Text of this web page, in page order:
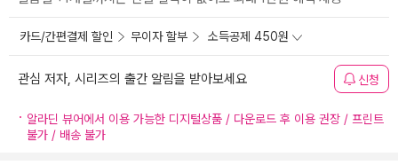
카드/간편결제 할인 무이자 할부 소득공제 450원
관심 저자, 시리즈의 출간 알림을 받아보세요 신청
알라딘 뷰어에서 이용 가능한 디지털상품 / 다운로드 후 이용 권장 / 프린트
불가 / 배송 불가